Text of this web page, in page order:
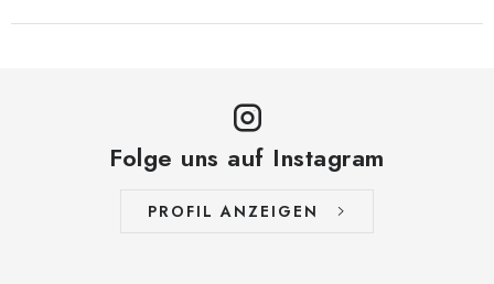
Folge uns auf Instagram
PROFIL ANZEIGEN